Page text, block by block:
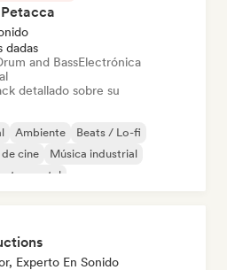
dadas
and BassElectrónica
detallado sobre su
Ambiente
Beats / Lo-fi
cine
Música industrial
Experto En Sonido